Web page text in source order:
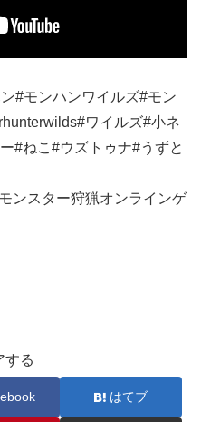
#モンハンワイルズ#モン
ワイルズ#小ネ
#ねこ#ウズトゥナ#うずと
ンスター狩猟オンラインゲ
する
はてブ